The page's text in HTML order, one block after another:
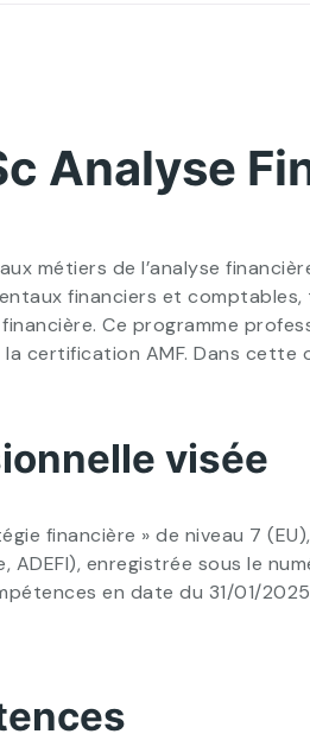
Analyse
métiers de l’analyse
financiers et
Ce programme
certification AMF. Dans cette
visée
financière » de niveau 7 (EU),
ADEFI), enregistrée sous le
en date du 31/01/2025